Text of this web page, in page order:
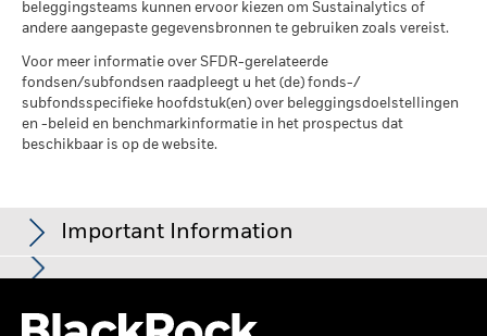
prestaties in het verleden. Bron: Blackrock
beleggingsteams kunnen ervoor kiezen om Sustainalytics of
andere aangepaste gegevensbronnen te gebruiken zoals vereist.
Voor meer informatie over SFDR-gerelateerde
fondsen/subfondsen raadpleegt u het (de) fonds-/
subfondsspecifieke hoofdstuk(en) over beleggingsdoelstellingen
en -beleid en benchmarkinformatie in het prospectus dat
beschikbaar is op de website.
Important Information
zijn opgenomen, kunnen er bedrijfsgebeurtenissen of andere
In de Europese Economische Ruimte (EER)
uitgegeven door BlackRock (Netherlands) B.V., waaraan